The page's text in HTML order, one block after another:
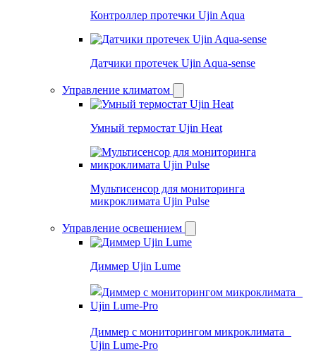
Контроллер протечки Ujin Aqua
Датчики протечек Ujin Aqua-sense
Управление климатом
Умный термостат Ujin Heat
Мультисенсор для мониторинга
микроклимата Ujin Pulse
Управление освещением
Диммер Ujin Lume
Диммер с мониторингом микроклимата
Ujin Lume-Pro